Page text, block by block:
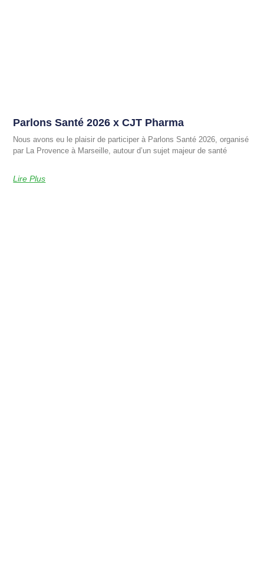
Parlons Santé 2026 x CJT Pharma
Nous avons eu le plaisir de participer à Parlons Santé 2026, organisé
par La Provence à Marseille, autour d’un sujet majeur de santé
Lire Plus